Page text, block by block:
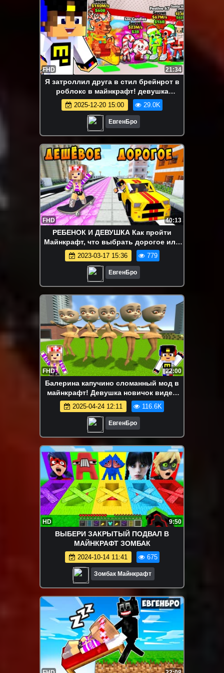
FHD 21:34
Я затроллил друга в стил брейнрот в
роблокс в майнкрафт! девушка
новичок видео minecraft
2025-12-20 15:00 29.0K
ЕвгенБро
FHD 40:13
РЕБЕНОК И ДЕВУШКА Как пройти
Майнкрафт, что выбрать дорогое или
дешевое ! НУБ И ПРО ВИДЕО
MINECRAFT
2023-03-17 15:36 779
ЕвгенБро
FHD 22:00
Балерина капучино сломанный мод в
майнкрафт! Девушка новичок видео
minecraft
2025-04-24 12:11 116.6K
ЕвгенБро
HD 9:50
ВЫБЕРИ ЗАКРЫТЫЙ ПОДВАЛ В
МАЙНКРАФТ ЗОМБАК
2024-10-14 11:41 675
Зомбак Майнкрафт